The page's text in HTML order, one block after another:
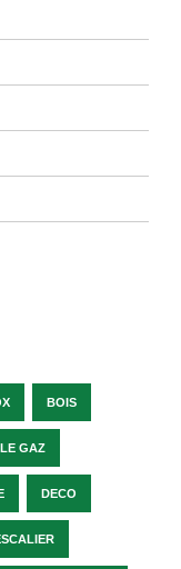
BOIS
GAZ
DECO